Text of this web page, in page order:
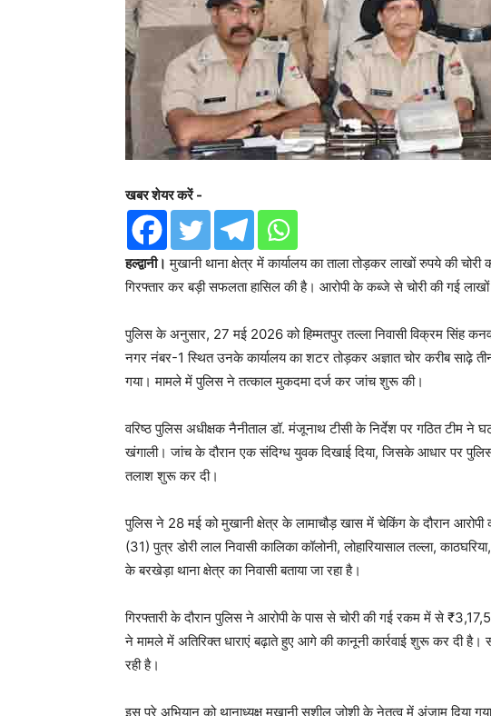
खबर शेयर करें -
हल्द्वानी। मुखानी थाना क्षेत्र में कार्यालय का ताला तोड़कर लाखों रुपये की
गिरफ्तार कर बड़ी सफलता हासिल की है। आरोपी के कब्जे से चोरी की गई
पुलिस के अनुसार, 27 मई 2026 को हिम्मतपुर तल्ला निवासी विक्रम सिंह
नगर नंबर-1 स्थित उनके कार्यालय का शटर तोड़कर अज्ञात चोर करीब
गया। मामले में पुलिस ने तत्काल मुकदमा दर्ज कर जांच शुरू की।
वरिष्ठ पुलिस अधीक्षक नैनीताल डॉ. मंजूनाथ टीसी के निर्देश पर गठित टीम
खंगाली। जांच के दौरान एक संदिग्ध युवक दिखाई दिया, जिसके आधार पर
तलाश शुरू कर दी।
पुलिस ने 28 मई को मुखानी क्षेत्र के लामाचौड़ खास में चेकिंग के दौरान आरोपी
(31) पुत्र डोरी लाल निवासी कालिका कॉलोनी, लोहारियासाल तल्ला,
के बरखेड़ा थाना क्षेत्र का निवासी बताया जा रहा है।
गिरफ्तारी के दौरान पुलिस ने आरोपी के पास से चोरी की गई रकम में से
ने मामले में अतिरिक्त धाराएं बढ़ाते हुए आगे की कानूनी कार्रवाई शुरू कर दी है।
रही है।
इस पूरे अभियान को थानाध्यक्ष मुखानी सुशील जोशी के नेतृत्व में अंजाम दिया